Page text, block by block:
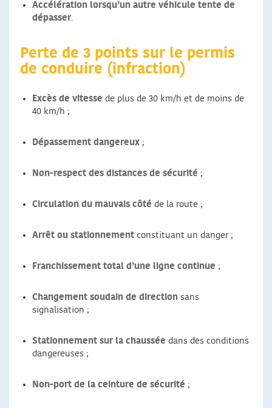
Accélération lorsqu’un autre véhicule tente de
dépasser.
Perte de 3 points sur le permis
de conduire (infraction)
Excès de vitesse de plus de 30 km/h et de moins de
40 km/h ;
Dépassement dangereux ;
Non-respect des distances de sécurité ;
Circulation du mauvais côté de la route ;
Arrêt ou stationnement constituant un danger ;
Franchissement total d’une ligne continue ;
Changement soudain de direction sans
signalisation ;
Stationnement sur la chaussée dans des conditions
dangereuses ;
Non-port de la ceinture de sécurité ;